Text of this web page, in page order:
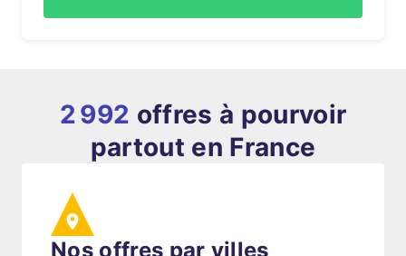
2 992 offres à pourvoir
partout en France
Nos offres par villes